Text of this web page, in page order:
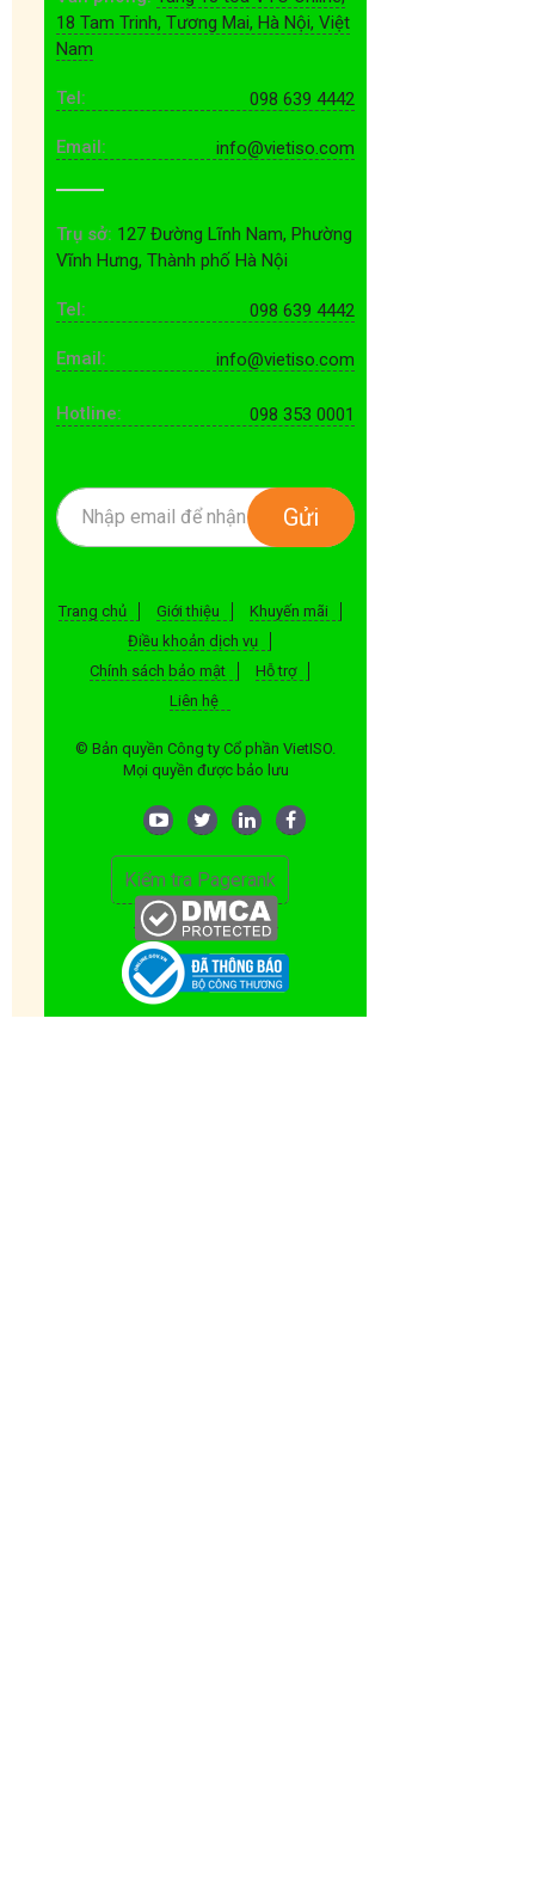
18 Tam Trinh, Tương Mai, Hà Nội, Việt
Nam
Tel: 098 639 4442
Email: info@vietiso.com
Trụ sở: 127 Đường Lĩnh Nam, Phường
Vĩnh Hưng, Thành phố Hà Nội
Tel: 098 639 4442
Email: info@vietiso.com
Hotline: 098 353 0001
Gửi
Trang chủ Giới thiệu
Khuyến mãi
Điều khoản dịch vụ
Chính sách bảo mật
Hỗ trợ
Liên hệ
© Bản quyền Công ty Cổ phần VietISO.
Mọi quyền được bảo lưu
Kiểm tra Pagerank